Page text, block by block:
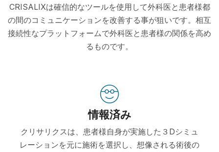
CRISALIXは確信的なツールを使用して外科医と患者様都
の間のコミュニケーションを改善する事が狙いです。相互
接続性なプラットフォームで外科医と患者様の関係を高め
るものです。
情報済み
クリサリクスは、患者様自身が実施した３Dシミュ
レーションを元に施術を選択し、想像される術後の